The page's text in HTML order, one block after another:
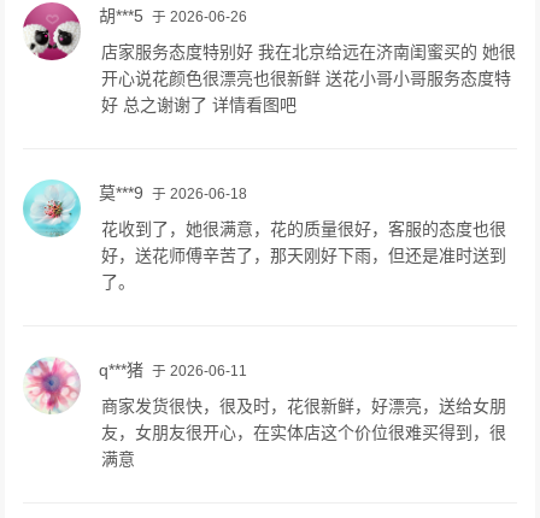
胡***5 于 2026-06-26
店家服务态度特别好 我在北京给远在济南闺蜜买的 她很
开心说花颜色很漂亮也很新鲜 送花小哥小哥服务态度特
好 总之谢谢了 详情看图吧
莫***9 于 2026-06-18
花收到了，她很满意，花的质量很好，客服的态度也很
好，送花师傅辛苦了，那天刚好下雨，但还是准时送到
了。
q***猪 于 2026-06-11
商家发货很快，很及时，花很新鲜，好漂亮，送给女朋
友，女朋友很开心，在实体店这个价位很难买得到，很
满意